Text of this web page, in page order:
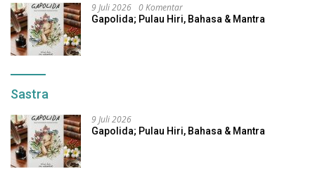
9 Juli 2026 0 Komentar
Gapolida; Pulau Hiri, Bahasa & Mantra
Sastra
9 Juli 2026
Gapolida; Pulau Hiri, Bahasa & Mantra